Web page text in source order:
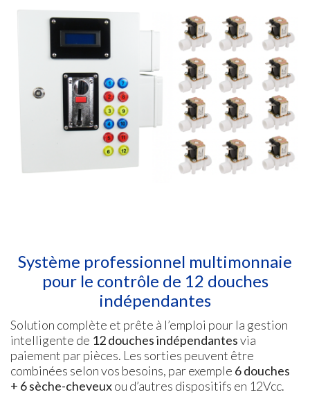
Système professionnel multimonnaie
pour le contrôle de 12 douches
indépendantes
Solution complète et prête à l’emploi pour la gestion
intelligente de 12 douches indépendantesvia
paiement par pièces. Les sorties peuvent être
combinées selon vos besoins, par exemple 6 douches
+ 6 sèche-cheveuxou d’autres dispositifs en 12Vcc.